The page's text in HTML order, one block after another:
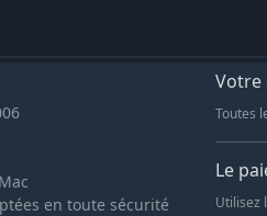
en toute sécurité
Votre
Toutes
Le
Utilisez